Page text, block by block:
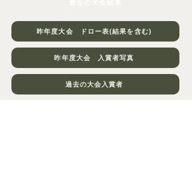
昨年度大会 ドロー表(結果を含む)
昨年度大会 入賞者写真
過去の大会入賞者